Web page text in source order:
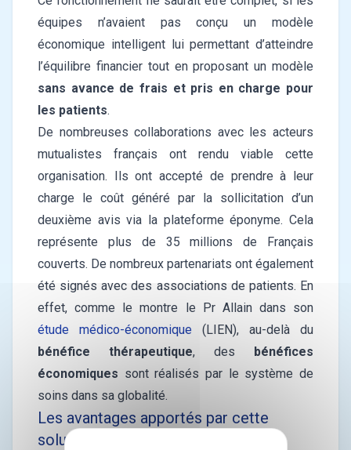
équipes n’avaient pas conçu un modèle
économique intelligent lui permettant d’atteindre
l’équilibre financier tout en proposant un modèle
sans avance de frais et pris en charge pour
les patients.
De nombreuses collaborations avec les acteurs
mutualistes français ont rendu viable cette
organisation. Ils ont accepté de prendre à leur
charge le coût généré par la sollicitation d’un
deuxième avis via la plateforme éponyme. Cela
représente plus de 35 millions de Français
couverts. De nombreux partenariats ont également
été signés avec des associations de patients. En
effet, comme le montre le Pr Allain dans son
étude médico-économique (LIEN), au-delà du
bénéfice thérapeutique, des bénéfices
économiques sont réalisés par le système de
soins dans sa globalité.
Les avantages apportés par cette
solution